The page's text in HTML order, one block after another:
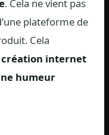
. Cela ne vient pas
plateforme de
Cela
création internet
humeur